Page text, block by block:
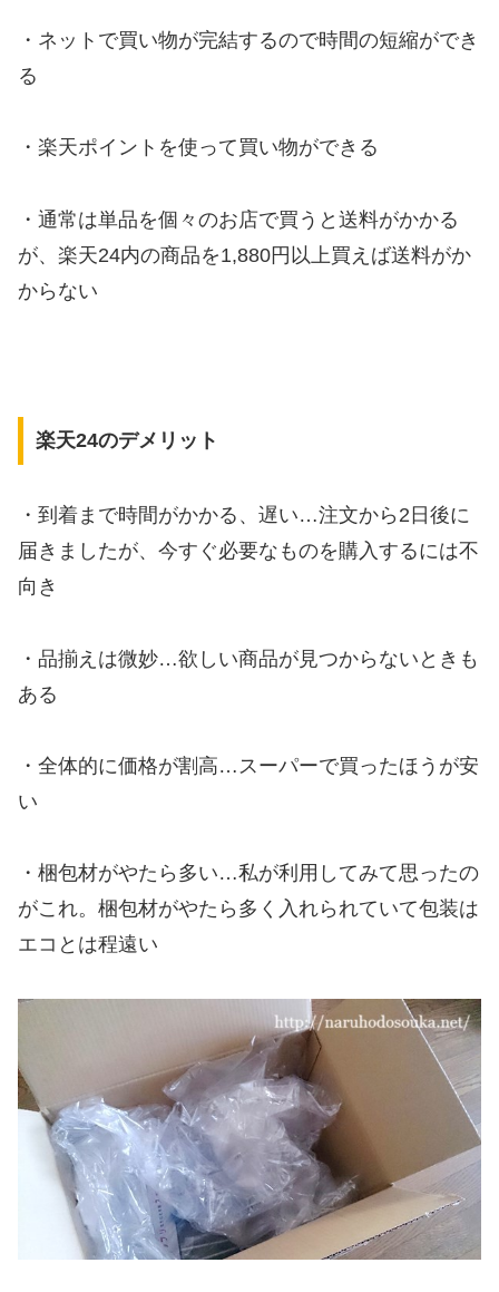
・ネットで買い物が完結するので時間の短縮ができ
る
・楽天ポイントを使って買い物ができる
・通常は単品を個々のお店で買うと送料がかかる
が、楽天24内の商品を1,880円以上買えば送料がか
からない
楽天24のデメリット
・到着まで時間がかかる、遅い…注文から2日後に
届きましたが、今すぐ必要なものを購入するには不
向き
・品揃えは微妙…欲しい商品が見つからないときも
ある
・全体的に価格が割高…スーパーで買ったほうが安
い
・梱包材がやたら多い…私が利用してみて思ったの
がこれ。梱包材がやたら多く入れられていて包装は
エコとは程遠い